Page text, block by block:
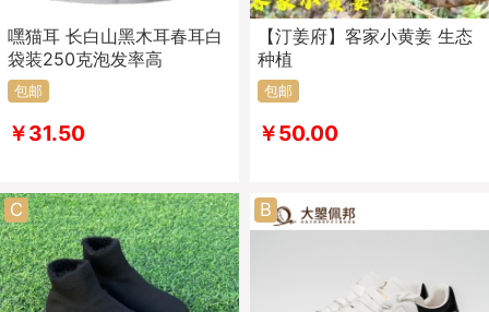
嘿猫耳 长白山黑木耳春耳白
袋装250克泡发率高
包邮
￥31.50
【汀姜府】客家小黄姜 生态
种植
包邮
￥50.00
C B